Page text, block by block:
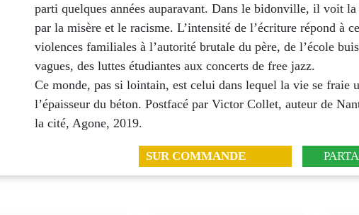
parti quelques années auparavant. Dans le bidonville, il voit
par la misère et le racisme. L’intensité de l’écriture répond à
violences familiales à l’autorité brutale du père, de l’école
vagues, des luttes étudiantes aux concerts de free jazz.
Ce monde, pas si lointain, est celui dans lequel la vie se fraie
l’épaisseur du béton. Postfacé par Victor Collet, auteur de
la cité, Agone, 2019.
SUR COMMANDE